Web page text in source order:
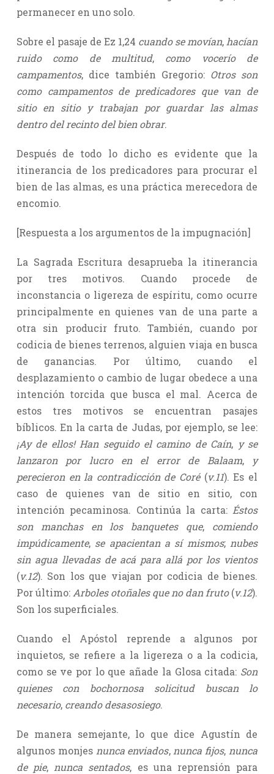
permanecer en uno solo.
Sobre el pasaje de Ez 1,24 cuando se movían, hacían
ruido como de multitud, como vocerío de
campamentos, dice también Gregorio: Otros son
como campamentos de predicadores que van de
sitio en sitio y trabajan por guardar las almas
dentro del recinto del bien obrar.
Después de todo lo dicho es evidente que la
itinerancia de los predicadores para procurar el
bien de las almas, es una práctica merecedora de
encomio.
[Respuesta a los argumentos de la impugnación]
La Sagrada Escritura desaprueba la itinerancia
por tres motivos. Cuando procede de
inconstancia o ligereza de espíritu, como ocurre
principalmente en quienes van de una parte a
otra sin producir fruto. También, cuando por
codicia de bienes terrenos, alguien viaja en busca
de ganancias. Por último, cuando el
desplazamiento o cambio de lugar obedece a una
intención torcida que busca el mal. Acerca de
estos tres motivos se encuentran pasajes
bíblicos. En la carta de Judas, por ejemplo, se lee:
¡Ay de ellos! Han seguido el camino de Caín, y se
lanzaron por lucro en el error de Balaam,y
perecieron en la contradicción de Coré (v. 11). Es el
caso de quienes van de sitio en sitio, con
intención pecaminosa. Continúa la carta: Éstos
son manchas en los banquetes que, comiendo
impúdicamente,se apacientan a sí mismos;nubes
sin agua llevadas de acá para allá por los vientos
(v. 12). Son los que viajan por codicia de bienes.
Por último: Arboles otoñales que no dan fruto(v. 12).
Son los superficiales.
Cuando el Apóstol reprende a algunos por
inquietos, se refiere a la ligereza o a la codicia,
como se ve por lo que añade la Glosa citada: Son
quienes con bochornosa solicitud buscan lo
necesario,creando desasosiego.
De manera semejante, lo que dice Agustín de
algunos monjes nunca enviados,nunca fijos, nunca
de pie, nunca sentados, es una reprensión para